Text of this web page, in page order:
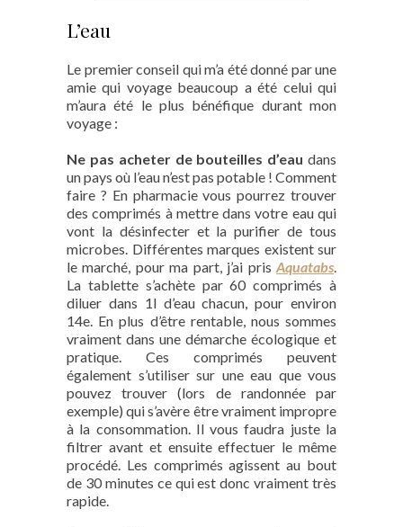
L’eau
Le premier conseil qui m’a été donné par une
amie qui voyage beaucoup a été celui qui
m’aura été le plus bénéfique durant mon
voyage :
Ne pas acheter de bouteilles d’eau dans
un pays où l’eau n’est pas potable ! Comment
faire ? En pharmacie vous pourrez trouver
des comprimés à mettre dans votre eau qui
vont la désinfecter et la purifier de tous
microbes. Différentes marques existent sur
le marché, pour ma part, j’ai pris Aquatabs.
La tablette s’achète par 60 comprimés à
diluer dans 1l d’eau chacun, pour environ
14e. En plus d’être rentable, nous sommes
vraiment dans une démarche écologique et
pratique. Ces comprimés peuvent
également s’utiliser sur une eau que vous
pouvez trouver (lors de randonnée par
exemple) qui s’avère être vraiment impropre
à la consommation. Il vous faudra juste la
filtrer avant et ensuite effectuer le même
procédé. Les comprimés agissent au bout
de 30 minutes ce qui est donc vraiment très
rapide.